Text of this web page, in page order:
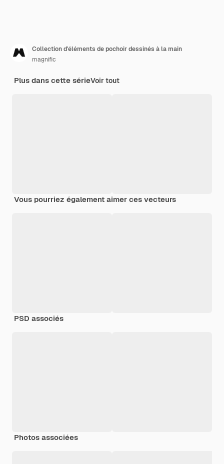
Collection d'éléments de pochoir dessinés à la main
magnific
Plus dans cette sérieVoir tout
Vous pourriez également aimer ces vecteurs
PSD associés
Photos associées